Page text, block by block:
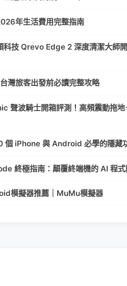
年生活費用完整指南
科技 Qrevo Edge 2 深度清潔大師
灣旅客出發前必讀完整攻略
聲波騎士開箱評測！高頻震動拖
個 iPhone 與 Android 必學的隱藏
終極指南：顛覆終端機的 AI 程式
模擬器推薦｜MuMu模擬器